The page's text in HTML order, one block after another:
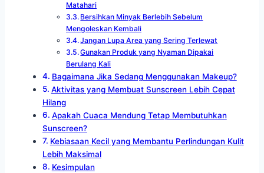
Matahari
Bersihkan Minyak Berlebih Sebelum
Mengoleskan Kembali
Jangan Lupa Area yang Sering Terlewat
Gunakan Produk yang Nyaman Dipakai
Berulang Kali
Bagaimana Jika Sedang Menggunakan Makeup?
Aktivitas yang Membuat Sunscreen Lebih Cepat
Hilang
Apakah Cuaca Mendung Tetap Membutuhkan
Sunscreen?
Kebiasaan Kecil yang Membantu Perlindungan Kulit
Lebih Maksimal
Kesimpulan